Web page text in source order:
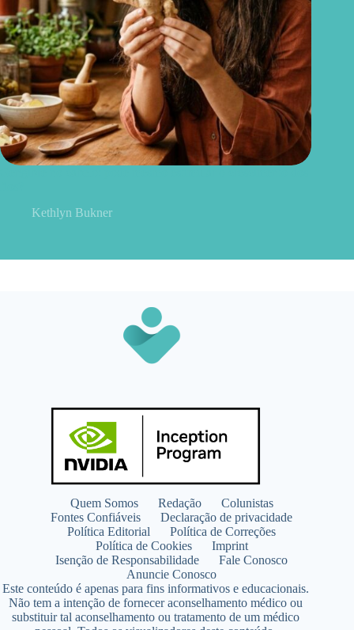
Kethlyn Bukner
Quem Somos Redação
Colunistas
Fontes Confiáveis
Declaração de privacidade
Política Editorial
Política de Correções
Política de Cookies
Imprint
Isenção de Responsabilidade
Fale Conosco
Anuncie Conosco
Este conteúdo é apenas para fins informativos e educacionais.
Não tem a intenção de fornecer aconselhamento médico ou
substituir tal aconselhamento ou tratamento de um médico